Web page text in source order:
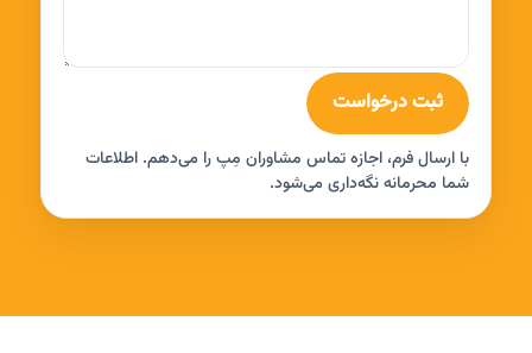
ثبت درخواست
با ارسال فرم، اجازه تماس مشاوران مِپ را می‌دهم. اطلاعات
شما محرمانه نگه‌داری می‌شود.